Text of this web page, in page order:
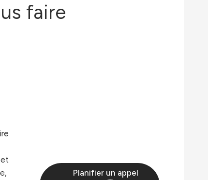
faire
Planifier un appel